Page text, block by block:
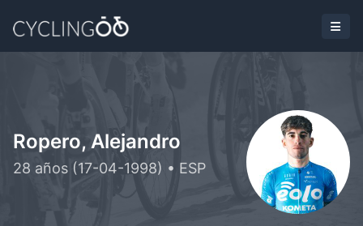
Ropero, Alejandro
28 años (17-04-1998) • ESP